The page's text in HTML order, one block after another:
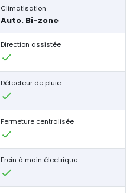
Climatisation
Auto. Bi-zone
Direction assistée
Détecteur de pluie
Fermeture centralisée
Frein à main électrique